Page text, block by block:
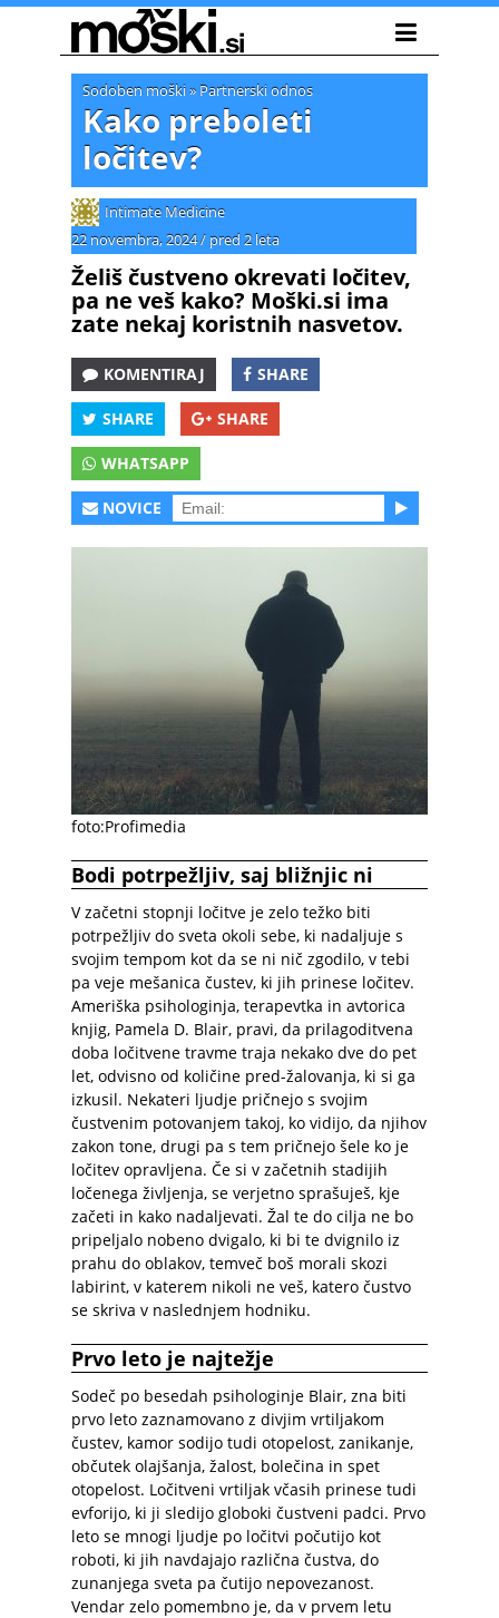
Sodoben moški» Partnerski odnos
Kako preboleti
ločitev?
Intimate Medicine
22 novembra, 2024/ pred 2 leta
Želiš čustveno okrevati ločitev,
pa ne veš kako? Moški.si ima
zate nekaj koristnih nasvetov.
KOMENTIRAJ SHARE
SHARE SHARE
WHATSAPP
NOVICE
foto:Profimedia
Bodi potrpežljiv, saj bližnjic ni
V začetni stopnji ločitve je zelo težko biti
potrpežljiv do sveta okoli sebe, ki nadaljuje s
svojim tempom kot da se ni nič zgodilo, v tebi
pa veje mešanica čustev, ki jih prinese ločitev.
Ameriška psihologinja, terapevtka in avtorica
knjig, Pamela D. Blair, pravi, da prilagoditvena
doba ločitvene travme traja nekako dve do pet
let, odvisno od količine pred-žalovanja, ki si ga
izkusil. Nekateri ljudje pričnejo s svojim
čustvenim potovanjem takoj, ko vidijo, da njihov
zakon tone, drugi pa s tem pričnejo šele ko je
ločitev opravljena. Če si v začetnih stadijih
ločenega življenja, se verjetno sprašuješ, kje
začeti in kako nadaljevati. Žal te do cilja ne bo
pripeljalo nobeno dvigalo, ki bi te dvignilo iz
prahu do oblakov, temveč boš morali skozi
labirint, v katerem nikoli ne veš, katero čustvo
se skriva v naslednjem hodniku.
Prvo leto je najtežje
Sodeč po besedah psihologinje Blair, zna biti
prvo leto zaznamovano z divjim vrtiljakom
čustev, kamor sodijo tudi otopelost, zanikanje,
občutek olajšanja, žalost, bolečina in spet
otopelost. Ločitveni vrtiljak včasih prinese tudi
evforijo, ki ji sledijo globoki čustveni padci. Prvo
leto se mnogi ljudje po ločitvi počutijo kot
roboti, ki jih navdajajo različna čustva, do
zunanjega sveta pa čutijo nepovezanost.
Vendar zelo pomembno je, da v prvem letu